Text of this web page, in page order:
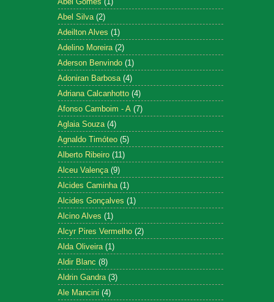
Abel Silva (2)
Adeilton Alves (1)
Adelino Moreira (2)
Aderson Benvindo (1)
Adoniran Barbosa (4)
Adriana Calcanhotto (4)
Afonso Camboim - A (7)
Aglaia Souza (4)
Agnaldo Timóteo (5)
Alberto Ribeiro (11)
Alceu Valença (9)
Alcides Caminha (1)
Alcides Gonçalves (1)
Alcino Alves (1)
Alcyr Pires Vermelho (2)
Alda Oliveira (1)
Aldir Blanc (8)
Aldrin Gandra (3)
Ale Mancini (4)